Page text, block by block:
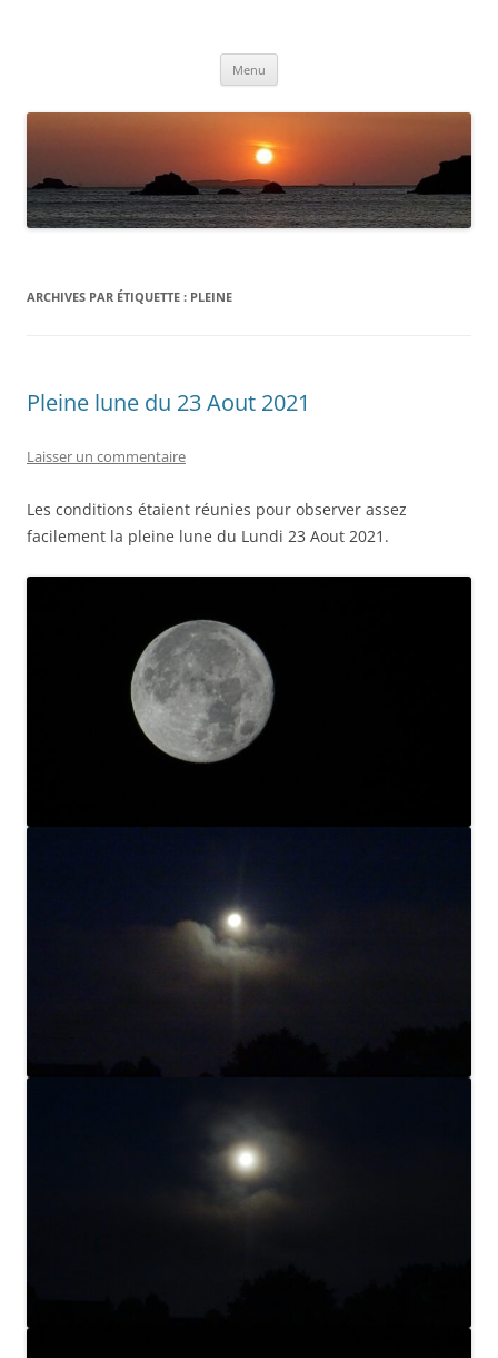
Menu
ARCHIVES PAR ÉTIQUETTE : PLEINE
Pleine lune du 23 Aout 2021
Laisser un commentaire
Les conditions étaient réunies pour observer assez
facilement la pleine lune du Lundi 23 Aout 2021.